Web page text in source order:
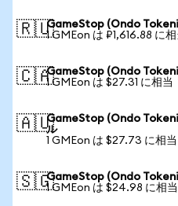
🇷🇺GameStop (Ondo
1 GMEon は ₽1,616.88 に相
🇨🇦GameStop (Ondo
1 GMEon は $27.31 に相当
🇦🇺GameStop (Ondo
ル
1 GMEon は $27.73 に相当
🇸🇬GameStop (Ondo
1 GMEon は $24.98 に相当